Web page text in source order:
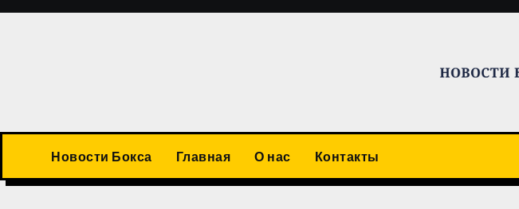
Перейти
Новости Бокса Главная О нас Контакты